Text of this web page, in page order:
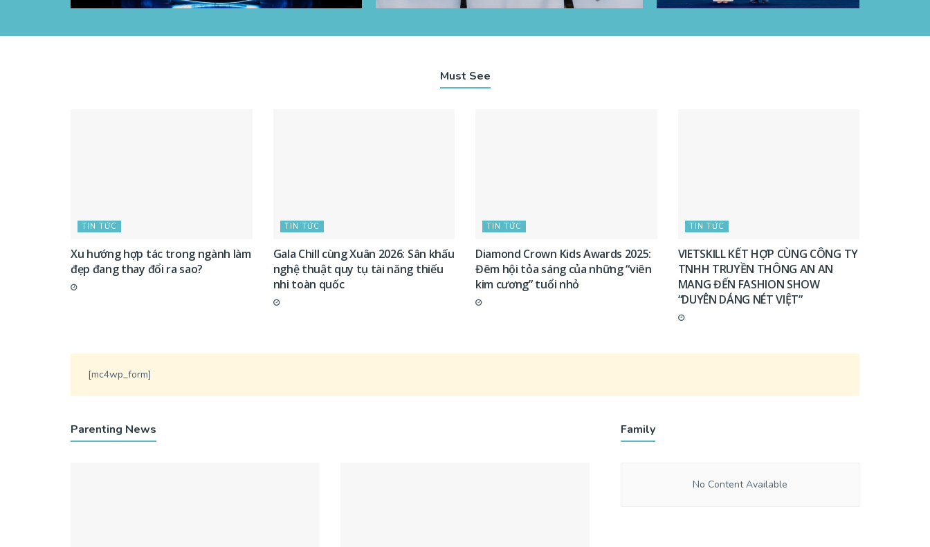
Must See
TIN TỨC
Xu hướng hợp tác trong ngành làm
đẹp đang thay đổi ra sao?
TIN TỨC
Gala Chill cùng Xuân 2026: Sân khấu
nghệ thuật quy tụ tài năng thiếu
nhi toàn quốc
TIN TỨC
Diamond Crown Kids Awards 2025:
Đêm hội tỏa sáng của những “viên
kim cương” tuổi nhỏ
TIN TỨC
VIETSKILL KẾT HỢP CÙNG CÔNG TY
TNHH TRUYỀN THÔNG AN AN
MANG ĐẾN FASHION SHOW
“DUYÊN DÁNG NÉT VIỆT”
[mc4wp_form]
Parenting News Family
No Content Available